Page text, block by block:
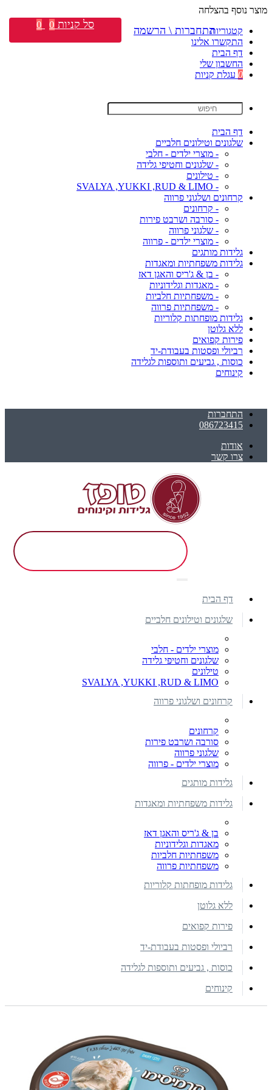
מוצר נוסף בהצלחה
קטגוריות
התקשרו אלינו
דף הבית
החשבון שלי
0 עגלת קניות
דף הבית
שלגונים וטילונים חלביים
- מוצרי ילדים - חלבי
- שלגונים וחטיפי גלידה
- טילונים
- SVALYA ,YUKKI ,RUD & LIMO
קרחונים ושלגוני פרווה
- קרחונים
- סורבה ושרבט פירות
- שלגוני פרווה
- מוצרי ילדים - פרווה
גלידות מותגים
גלידות משפחתיות ומאגדות
- בן & ג'ריס והאגן דאז
- מאגדות וגלידוניות
- משפחתיות חלביות
- משפחתיות פרווה
גלידות מופחתות קלוריות
ללא גלוטן
פירות קפואים
רביולי ופסטות בעבודת-יד
כוסות , גביעים ותוספות לגלידה
קינוחים
התחברות
086723415
אודות
צרו קשר
התחברות \ הרשמה סל קניות 0
0
דף הבית
שלגונים וטילונים חלביים
מוצרי ילדים - חלבי
שלגונים וחטיפי גלידה
טילונים
SVALYA ,YUKKI ,RUD & LIMO
קרחונים ושלגוני פרווה
קרחונים
סורבה ושרבט פירות
שלגוני פרווה
מוצרי ילדים - פרווה
גלידות מותגים
גלידות משפחתיות ומאגדות
בן & ג'ריס והאגן דאז
מאגדות וגלידוניות
משפחתיות חלביות
משפחתיות פרווה
גלידות מופחתות קלוריות
ללא גלוטן
פירות קפואים
רביולי ופסטות בעבודת-יד
כוסות , גביעים ותוספות לגלידה
קינוחים